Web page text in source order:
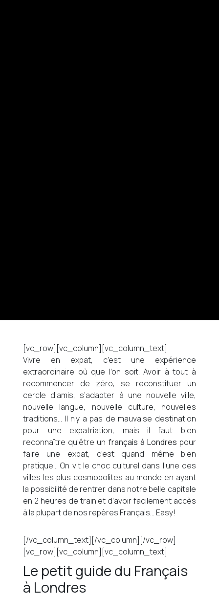
[vc_row][vc_column][vc_column_text]
Vivre en expat, c’est une expérience
extraordinaire où que l’on soit. Avoir à tout à
recommencer de zéro, se reconstituer un
cercle d’amis, s’adapter à une nouvelle ville,
nouvelle langue, nouvelle culture, nouvelles
traditions… Il n’y a pas de mauvaise destination
pour une expatriation, mais il faut bien
reconnaître qu’être un français à Londres pour
faire une expat, c’est quand même bien
pratique… On vit le choc culturel dans l’une des
villes les plus cosmopolites au monde en ayant
la possibilité de rentrer dans notre belle capitale
en 2 heures de train et d’avoir facilement accès
à la plupart de nos repères Français… Easy!
[/vc_column_text][/vc_column][/vc_row]
[vc_row][vc_column][vc_column_text]
Le petit guide du Français
à Londres